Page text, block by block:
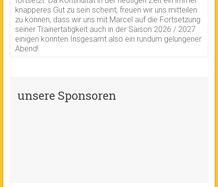
knapperes Gut zu sein scheint, freuen wir uns mitteilen
zu können, dass wir uns mit Marcel auf die Fortsetzung
seiner Trainertätigkeit auch in der Saison 2026 / 2027
einigen konnten.Insgesamt also ein rundum gelungener
Abend!
unsere Sponsoren